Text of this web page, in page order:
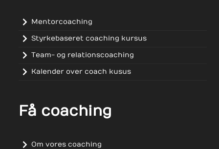
Mentorcoaching
Styrkebaseret coaching kursus
Team- og relationscoaching
Kalender over coach kusus
Få coaching
Om vores coaching